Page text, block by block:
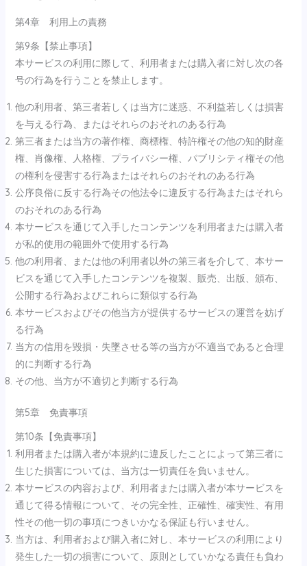
第4章 利用上の責務
第9条【禁止事項】
本サービスの利用に際して、利用者または購入者に対し次の各
号の行為を行うことを禁止します。
他の利用者、第三者若しくは当方に迷惑、不利益若しくは損害
を与える行為、またはそれらのおそれのある行為
第三者または当方の著作権、商標権、特許権その他の知的財産
権、肖像権、人格権、プライバシー権、パブリシティ権その他
の権利を侵害する行為またはそれらのおそれのある行為
公序良俗に反する行為その他法令に違反する行為またはそれら
のおそれのある行為
本サービスを通じて入手したコンテンツを利用者または購入者
が私的使用の範囲外で使用する行為
他の利用者、または他の利用者以外の第三者を介して、本サー
ビスを通じて入手したコンテンツを複製、販売、出版、頒布、
公開する行為およびこれらに類似する行為
本サービスおよびその他当方が提供するサービスの運営を妨げ
る行為
当方の信用を毀損・失墜させる等の当方が不適当であると合理
的に判断する行為
その他、当方が不適切と判断する行為
第5章 免責事項
第10条【免責事項】
利用者または購入者が本規約に違反したことによって第三者に
生じた損害については、当方は一切責任を負いません。
本サービスの内容および、利用者または購入者が本サービスを
通じて得る情報について、その完全性、正確性、確実性、有用
性その他一切の事項につきいかなる保証も行いません。
当方は、利用者および購入者に対し、本サービスの利用により
発生した一切の損害について、原則としていかなる責任も負わ